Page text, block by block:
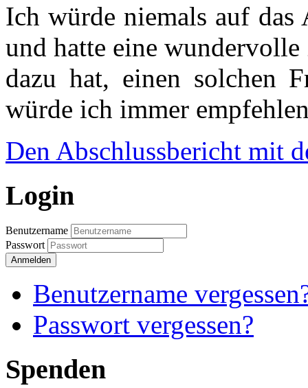
Ich würde niemals auf das
und hatte eine
dazu hat, einen solchen
würde ich immer
Den Abschlussbericht mit
Login
Benutzername
Passwort
Anmelden
Benutzername
Passwort vergessen?
Spenden